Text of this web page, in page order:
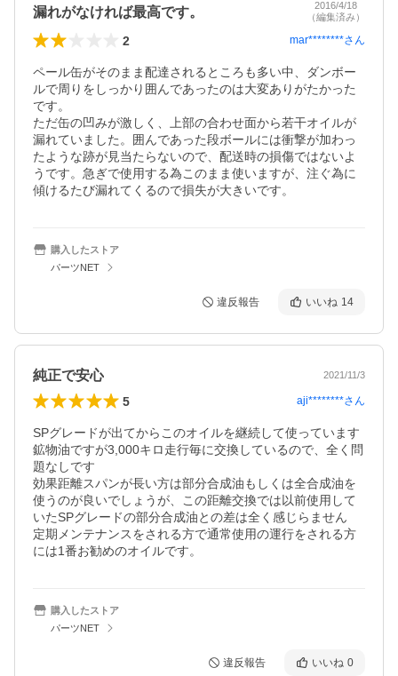
漏れがなければ最高です。
2016/4/18
（編集済み）
2 mar********さん
ペール缶がそのまま配達されるところも多い中、ダンボー
ルで周りをしっかり囲んであったのは大変ありがたかった
です。
ただ缶の凹みが激しく、上部の合わせ面から若干オイルが
漏れていました。囲んであった段ボールには衝撃が加わっ
たような跡が見当たらないので、配送時の損傷ではないよ
うです。急ぎで使用する為このまま使いますが、注ぐ為に
傾けるたび漏れてくるので損失が大きいです。
購入したストア
パーツNET
違反報告 いいね 14
純正で安心 2021/11/3
5 aji********さん
SPグレードが出てからこのオイルを継続して使っています
鉱物油ですが3,000キロ走行毎に交換しているので、全く問
題なしです
効果距離スパンが長い方は部分合成油もしくは全合成油を
使うのが良いでしょうが、この距離交換では以前使用して
いたSPグレードの部分合成油との差は全く感じらません
定期メンテナンスをされる方で通常使用の運行をされる方
には1番お勧めのオイルです。
購入したストア
パーツNET
違反報告 いいね 0